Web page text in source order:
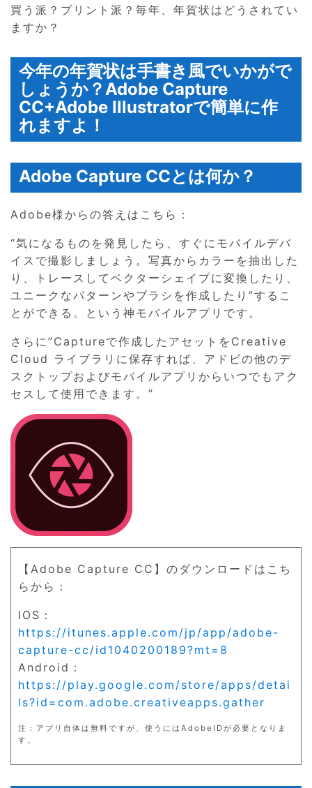
買う派？プリント派？毎年、年賀状はどうされてい
ますか？
今年の年賀状は手書き風でいかがで
しょうか？Adobe Capture
CC+Adobe Illustratorで簡単に作
れますよ！
Adobe Capture CCとは何か？
Adobe様からの答えはこちら：
“気になるものを発見したら、すぐにモバイルデバ
イスで撮影しましょう。写真からカラーを抽出した
り、トレースしてベクターシェイプに変換したり、
ユニークなパターンやブラシを作成したり”するこ
とができる。という神モバイルアプリです。
さらに”Captureで作成したアセットをCreative
Cloud ライブラリに保存すれば、アドビの他のデ
スクトップおよびモバイルアプリからいつでもアク
セスして使用できます。”
【Adobe Capture CC】のダウンロードはこち
らから：
IOS：
https://itunes.apple.com/jp/app/adobe-
capture-cc/id1040200189?mt=8
Android：
https://play.google.com/store/apps/detai
ls?id=com.adobe.creativeapps.gather
注：アプリ自体は無料ですが、使うにはAdobeIDが必要となりま
す。